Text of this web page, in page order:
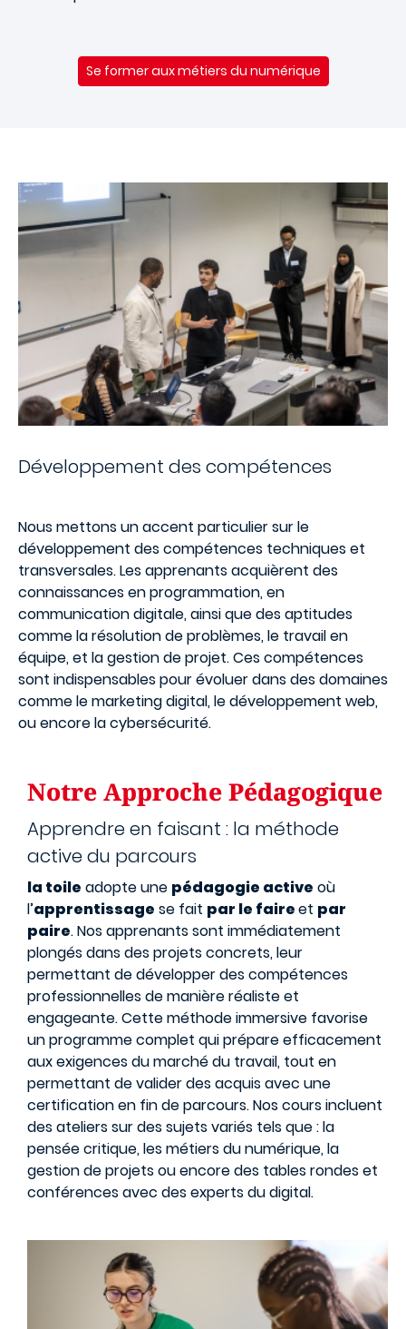
Se former aux métiers du numérique
Développement des compétences
Nous mettons un accent particulier sur le
développement des compétences techniques et
transversales. Les apprenants acquièrent des
connaissances en programmation, en
communication digitale, ainsi que des aptitudes
comme la résolution de problèmes, le travail en
équipe, et la gestion de projet. Ces compétences
sont indispensables pour évoluer dans des domaines
comme le marketing digital, le développement web,
ou encore la cybersécurité.
Notre Approche Pédagogique
Apprendre en faisant : la méthode
active du parcours
la toile adopte une pédagogie active où
l’apprentissage se fait par le faireet par
paire. Nos apprenants sont immédiatement
plongés dans des projets concrets, leur
permettant de développer des compétences
professionnelles de manière réaliste et
engageante. Cette méthode immersive favorise
un programme complet qui prépare efficacement
aux exigences du marché du travail, tout en
permettant de valider des acquis avec une
certification en fin de parcours. Nos cours incluent
des ateliers sur des sujets variés tels que : la
pensée critique, les métiers du numérique, la
gestion de projets ou encore des tables rondes et
conférences avec des experts du digital.